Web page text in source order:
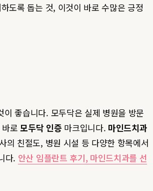
도록 돕는 것, 이것이 바로 수많은 긍정
좋습니다. 모두닥은 실제 병원을 방문
바로모두닥 인증 마크입니다. 마인드치과
의 친절도, 병원 시설 등 다양한 항목에서
다. 안산 임플란트 후기, 마인드치과를 선